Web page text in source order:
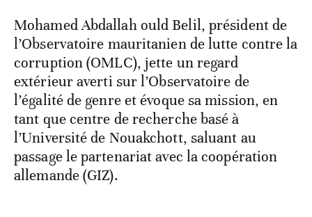
Mohamed Abdallah ould Belil, président de
l’Observatoire mauritanien de lutte contre la
corruption (OMLC), jette un regard
extérieur averti sur l’Observatoire de
l’égalité de genre et évoque sa mission, en
tant que centre de recherche basé à
l’Université de Nouakchott, saluant au
passage le partenariat avec la coopération
allemande (GIZ).